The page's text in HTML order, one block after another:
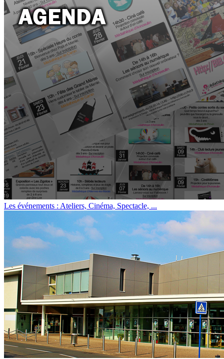
Les événements : Ateliers, Cinéma, Spectacle, ...